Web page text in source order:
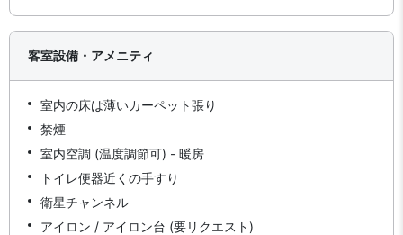
客室設備・アメニティ
室内の床は薄いカーペット張り
禁煙
室内空調 (温度調節可) - 暖房
トイレ便器近くの手すり
衛星チャンネル
アイロン / アイロン台 (要リクエスト)